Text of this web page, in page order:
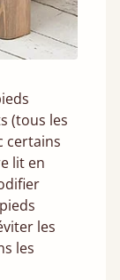
(tous les
certains
lit en
les
les